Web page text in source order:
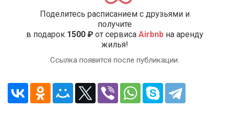
Поделитесь расписанием с друзьями и
получите
в подарок 1500 ₽от сервиса Airbnbна аренду
жилья!
Ссылка появится после публикации.